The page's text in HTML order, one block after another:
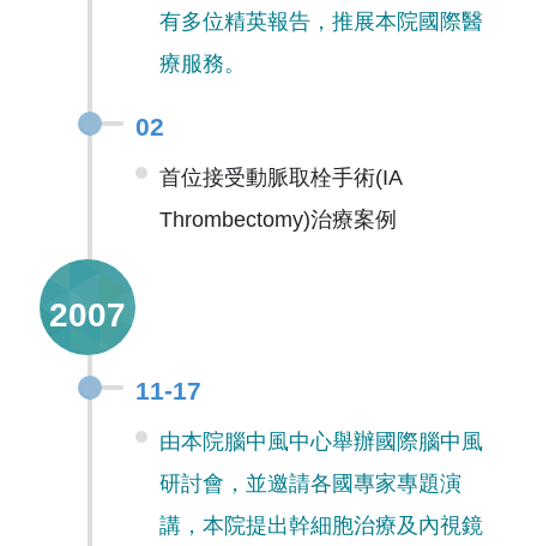
有多位精英報告，推展本院國際醫
療服務。
02
首位接受動脈取栓手術(IA
Thrombectomy)治療案例
2007
11-17
由本院腦中風中心舉辦國際腦中風
研討會，並邀請各國專家專題演
講，本院提出幹細胞治療及內視鏡